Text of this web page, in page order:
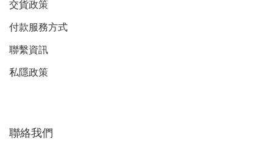
交貨政策
付款服務方式
聯繫資訊
私隱政策
聯絡我們